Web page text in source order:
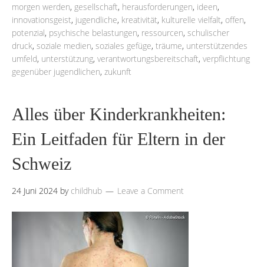
morgen werden, gesellschaft, herausforderungen, ideen,
innovationsgeist, jugendliche, kreativität, kulturelle vielfalt, offen,
potenzial, psychische belastungen, ressourcen, schulischer
druck, soziale medien, soziales gefüge, träume, unterstützendes
umfeld, unterstützung, verantwortungsbereitschaft, verpflichtung
gegenüber jugendlichen, zukunft
Alles über Kinderkrankheiten:
Ein Leitfaden für Eltern in der
Schweiz
24 Juni 2024 by childhub Leave a Comment